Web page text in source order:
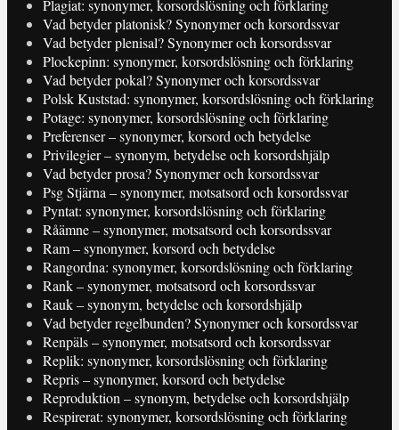
Plagiat: synonymer, korsordslösning och förklaring
Vad betyder platonisk? Synonymer och korsordssvar
Vad betyder plenisal? Synonymer och korsordssvar
Plockepinn: synonymer, korsordslösning och förklaring
Vad betyder pokal? Synonymer och korsordssvar
Polsk Kuststad: synonymer, korsordslösning och förklaring
Potage: synonymer, korsordslösning och förklaring
Preferenser – synonymer, korsord och betydelse
Privilegier – synonym, betydelse och korsordshjälp
Vad betyder prosa? Synonymer och korsordssvar
Psg Stjärna – synonymer, motsatsord och korsordssvar
Pyntat: synonymer, korsordslösning och förklaring
Råämne – synonymer, motsatsord och korsordssvar
Ram – synonymer, korsord och betydelse
Rangordna: synonymer, korsordslösning och förklaring
Rank – synonymer, motsatsord och korsordssvar
Rauk – synonym, betydelse och korsordshjälp
Vad betyder regelbunden? Synonymer och korsordssvar
Renpäls – synonymer, motsatsord och korsordssvar
Replik: synonymer, korsordslösning och förklaring
Repris – synonymer, korsord och betydelse
Reproduktion – synonym, betydelse och korsordshjälp
Respirerat: synonymer, korsordslösning och förklaring